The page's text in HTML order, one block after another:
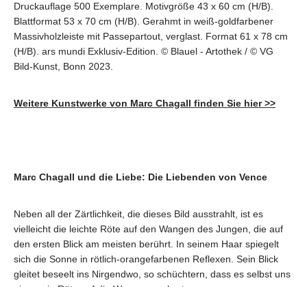
Druckauflage 500 Exemplare. Motivgröße 43 x 60 cm (H/B).
Blattformat 53 x 70 cm (H/B). Gerahmt in weiß-goldfarbener
Massivholzleiste mit Passepartout, verglast. Format 61 x 78 cm
(H/B). ars mundi Exklusiv-Edition. © Blauel - Artothek / © VG
Bild-Kunst, Bonn 2023.
Weitere Kunstwerke von Marc Chagall finden Sie hier >>
Marc Chagall und die Liebe: Die Liebenden von Vence
Neben all der Zärtlichkeit, die dieses Bild ausstrahlt, ist es
vielleicht die leichte Röte auf den Wangen des Jungen, die auf
den ersten Blick am meisten berührt. In seinem Haar spiegelt
sich die Sonne in rötlich-orangefarbenen Reflexen. Sein Blick
gleitet beseelt ins Nirgendwo, so schüchtern, dass es selbst uns